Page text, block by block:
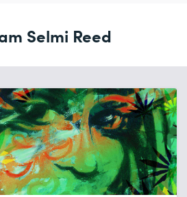
Selmi Reed